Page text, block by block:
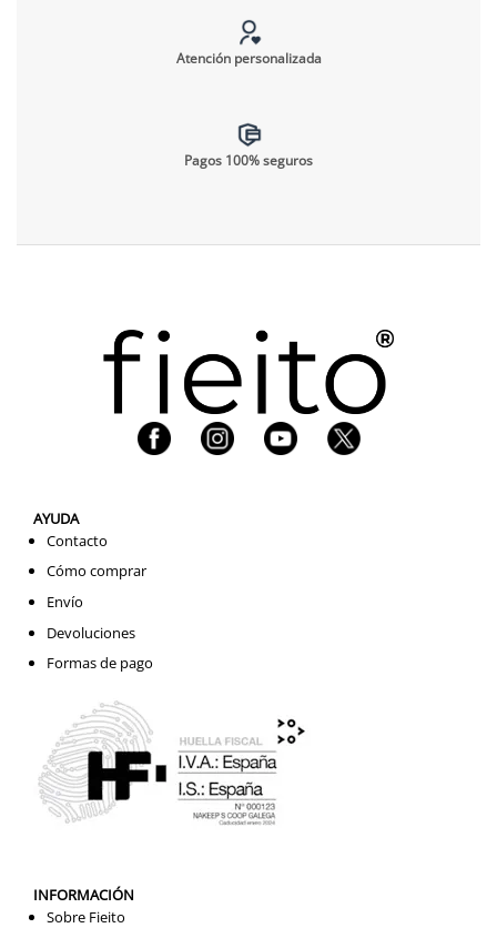
Atención personalizada
Pagos 100% seguros
AYUDA
Contacto
Cómo comprar
Envío
Devoluciones
Formas de pago
INFORMACIÓN
Sobre Fieito